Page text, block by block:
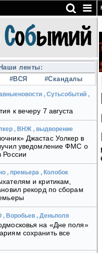
Наши ленты:
#ВСЯ #Скандалы
, Сутьсобытий ,
к вечеру 7 августа
, ВНЖ , выдворение
Джастас Уолкер в
уведомление ФМС о
России
, премьера , Колобок
и критикам,
рекорд по сборам
, Воробьев , Деньполя
на «Дне поля»
сохранить все